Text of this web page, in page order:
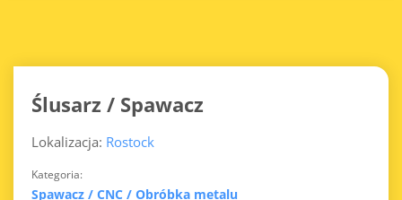
Ślusarz / Spawacz
Lokalizacja: Rostock
Kategoria
Spawacz / CNC / Obróbka metalu